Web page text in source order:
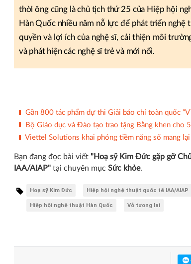
thời ông cũng là chủ tịch thứ 25 của Hiệp hội
Hàn Quốc nhiều năm nỗ lực để phát triển nghệ
quyền và lợi ích của nghệ sĩ, cải thiện môi
và phát hiện các nghệ sĩ trẻ và mới nổi.
Gần 800 tác phẩm dự thi Giải báo chí toàn quốc
Bộ Giáo dục và Đào tạo trao tặng Bằng khen cho
Viettel Solutions khai phóng tiềm năng số mang
Bạn đang đọc bài viết "Hoạ sỹ Kim Đức gặp gỡ
IAA/AIAP" tại chuyên mục Sức khỏe.
Hoạ sỹ Kim Đức Hiệp hội nghệ thuật quốc tế IAA/AIAP
Hiệp hội nghệ thuật Hàn Quốc Vỏ tương lai